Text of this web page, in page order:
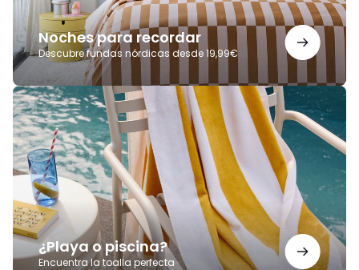
Noches para recordar
Descubre fundas nórdicas desde 19,99€
¿Playa o piscina?
Encuentra la toalla perfecta
¿Playa
o
piscina?